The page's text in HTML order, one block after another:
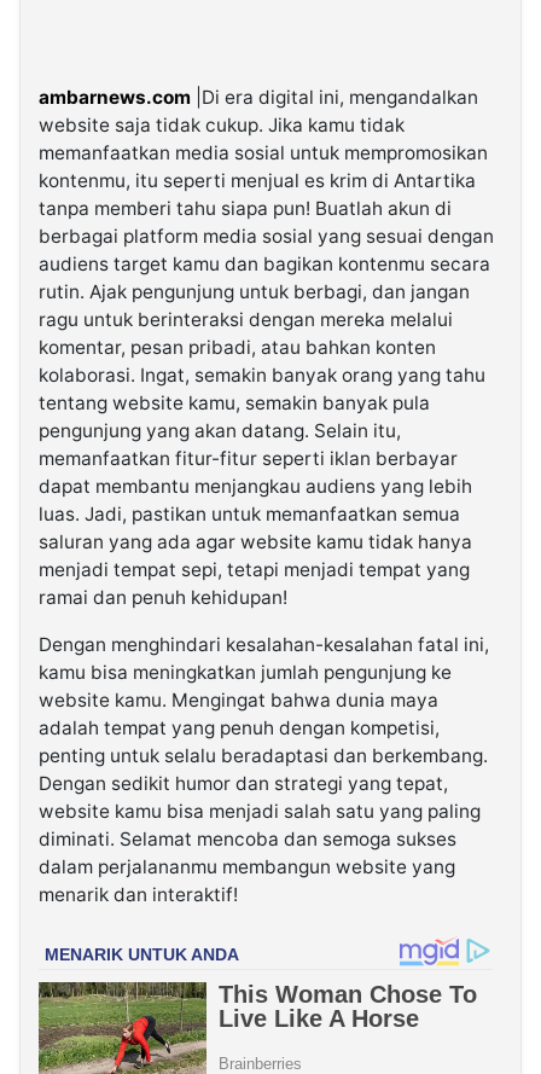
ambarnews.com |Di era digital ini, mengandalkan
website saja tidak cukup. Jika kamu tidak
memanfaatkan media sosial untuk mempromosikan
kontenmu, itu seperti menjual es krim di Antartika
tanpa memberi tahu siapa pun! Buatlah akun di
berbagai platform media sosial yang sesuai dengan
audiens target kamu dan bagikan kontenmu secara
rutin. Ajak pengunjung untuk berbagi, dan jangan
ragu untuk berinteraksi dengan mereka melalui
komentar, pesan pribadi, atau bahkan konten
kolaborasi. Ingat, semakin banyak orang yang tahu
tentang website kamu, semakin banyak pula
pengunjung yang akan datang. Selain itu,
memanfaatkan fitur-fitur seperti iklan berbayar
dapat membantu menjangkau audiens yang lebih
luas. Jadi, pastikan untuk memanfaatkan semua
saluran yang ada agar website kamu tidak hanya
menjadi tempat sepi, tetapi menjadi tempat yang
ramai dan penuh kehidupan!
Dengan menghindari kesalahan-kesalahan fatal ini,
kamu bisa meningkatkan jumlah pengunjung ke
website kamu. Mengingat bahwa dunia maya
adalah tempat yang penuh dengan kompetisi,
penting untuk selalu beradaptasi dan berkembang.
Dengan sedikit humor dan strategi yang tepat,
website kamu bisa menjadi salah satu yang paling
diminati. Selamat mencoba dan semoga sukses
dalam perjalananmu membangun website yang
menarik dan interaktif!